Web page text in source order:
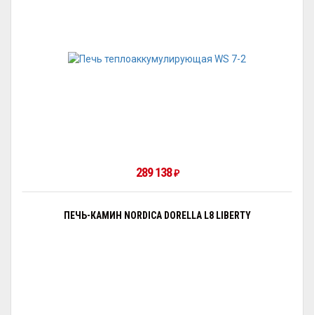
289 138₽
ПЕЧЬ-КАМИН NORDICA DORELLA L8 LIBERTY